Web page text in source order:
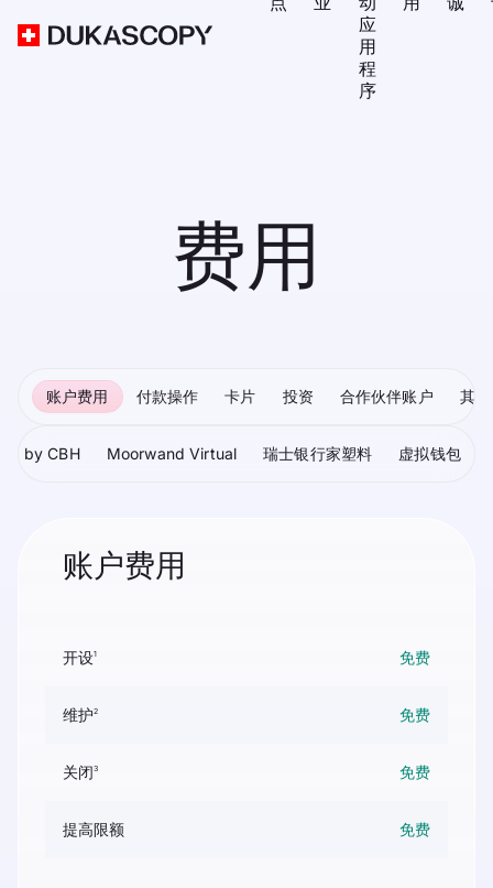
应
用
程
序
费用
账户费用 付款操作 卡片 投资 合作伙伴账户 其他
by CBH Moorwand Virtual 瑞士银行家塑料 虚拟钱包
账户费用
开设1 免费
维护2 免费
关闭3 免费
提高限额 免费